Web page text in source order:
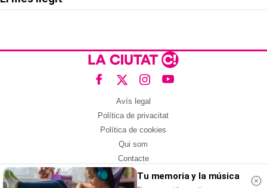
Avís legal
Política de privacitat
Política de cookies
Qui som
Contacte
Xarxes socialsTu memoria y la música